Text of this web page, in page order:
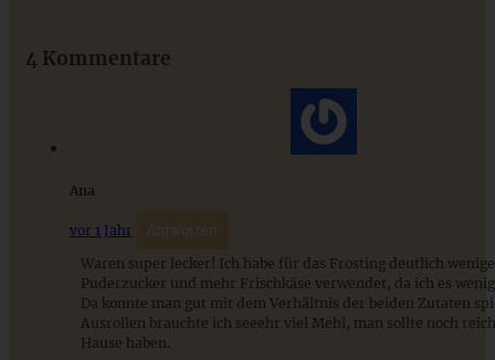
4 Kommentare
Ana
vor 1 Jahr Antworten
Waren super lecker! Ich habe für das Frosting deutlich
Puderzucker und mehr Frischkäse verwendet, da ich es
Da konnte man gut mit dem Verhältnis der beiden Zutaten
Ausrollen brauchte ich seeehr viel Mehl, man sollte noch
Hause haben.